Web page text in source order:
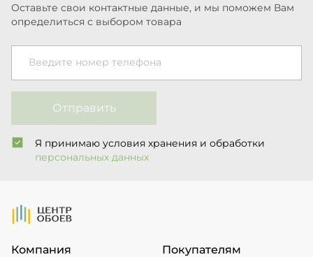
Оставьте свои контактные данные, и мы поможем Вам
определиться с выбором товара
Введите номер телефона
Отправить
Я принимаю условия хранения и обработки
персональных данных
На Главную
Компания Покупателям